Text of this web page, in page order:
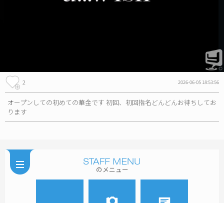
2 2026-06-05 18:53:56
オープンしての初めての華金です 初回、初回指名どんどんお待ちしてお
ります
のメニュー